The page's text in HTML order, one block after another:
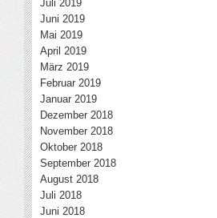
Juli 2019
Juni 2019
Mai 2019
April 2019
März 2019
Februar 2019
Januar 2019
Dezember 2018
November 2018
Oktober 2018
September 2018
August 2018
Juli 2018
Juni 2018